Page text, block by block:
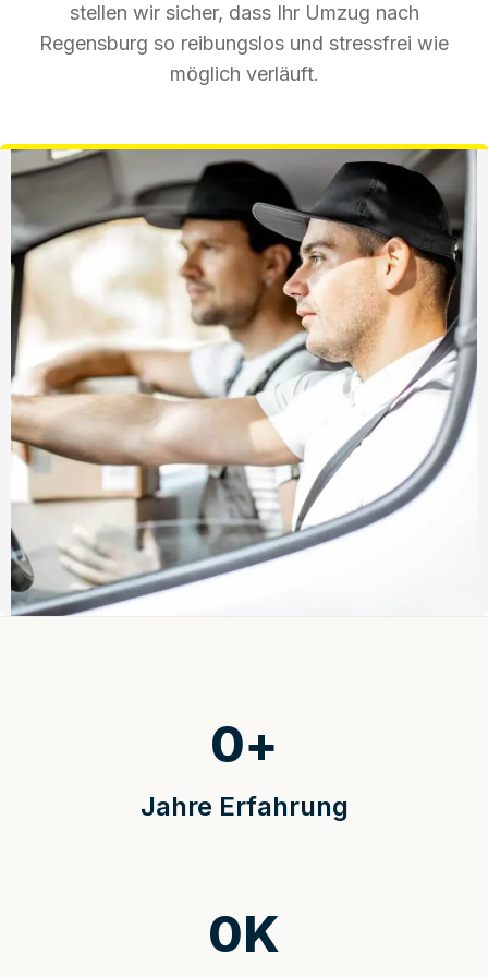
stellen wir sicher, dass Ihr Umzug nach
Regensburg so reibungslos und stressfrei wie
möglich verläuft.
Jahre Erfahrung
0+
0K